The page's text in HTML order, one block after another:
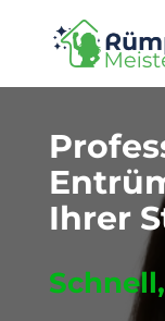
★ 4,9 / 5
Ihrer